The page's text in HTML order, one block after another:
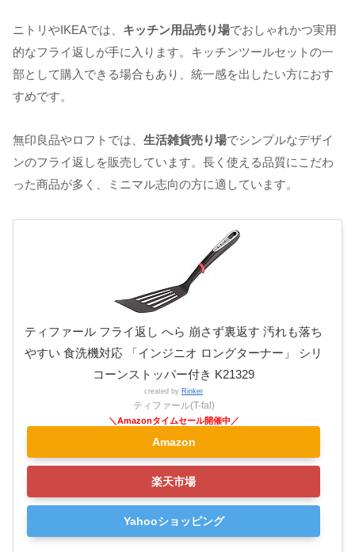
ニトリやIKEAでは、 キッチン用品売り場でおしゃれかつ実用
的なフライ返しが手に入ります。キッチンツールセットの一
部として購入できる場合もあり、統一感を出したい方におす
すめです。
無印良品やロフトでは、 生活雑貨売り場でシンプルなデザイ
ンのフライ返しを販売しています。長く使える品質にこだわ
った商品が多く、ミニマル志向の方に適しています。
ティファール フライ返し へら 崩さず裏返す 汚れも落ち
やすい 食洗機対応 「インジニオ ロングターナー」 シリ
コーンストッパー付き K21329
created by Rinker
ティファール(T-fal)
Amazon
楽天市場
Yahooショッピング